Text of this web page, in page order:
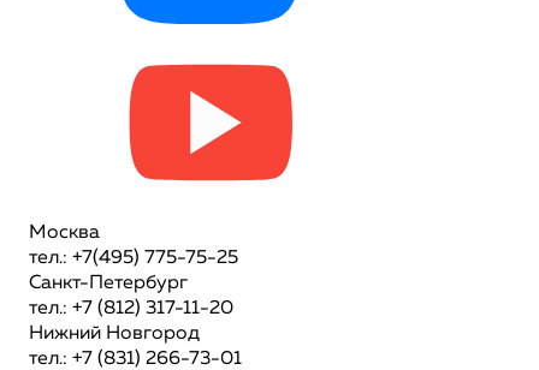
Москва
тел.: +7(495) 775-75-25
Санкт-Петербург
тел.: +7 (812) 317-11-20
Нижний Новгород
тел.: +7 (831) 266-73-01